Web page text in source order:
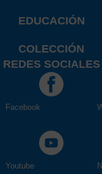
EDUCACIÓN
COLECCIÓN
REDES SOCIALES
Facebook
Youtube